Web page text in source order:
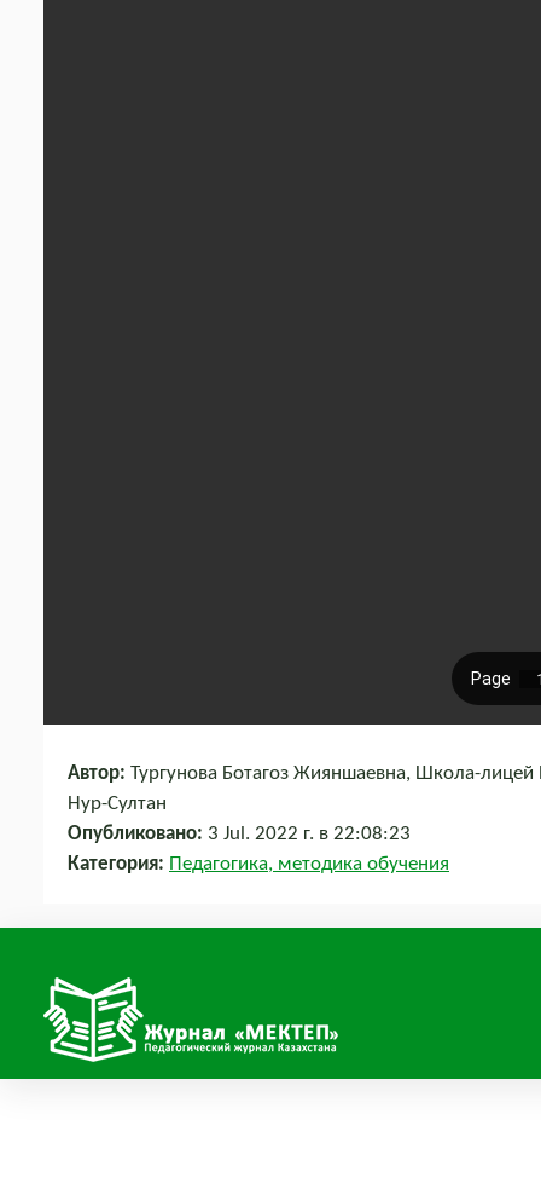
Автор: Тургунова Ботагоз Жияншаевна, Школа-лицей
Нур-Султан
Опубликовано: 3 Jul. 2022 г. в 22:08:23
Категория: Педагогика, методика обучения